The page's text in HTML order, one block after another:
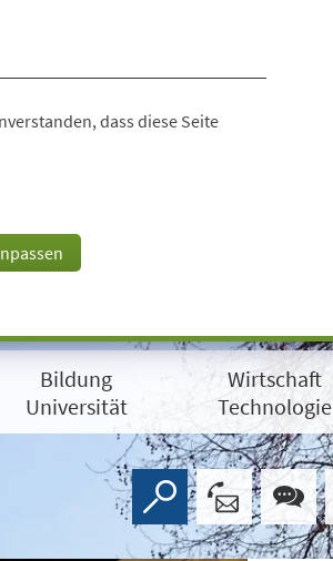
dass diese Seite
Bildung
Universität
Wirtschaft
Technologie